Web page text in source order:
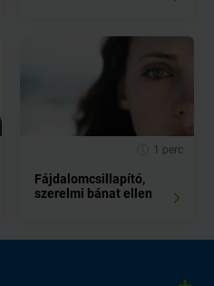
1 perc
Fájdalomcsillapító,
szerelmi bánat ellen